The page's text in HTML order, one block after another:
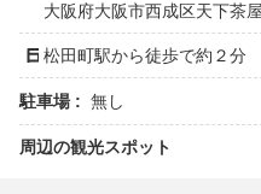
大阪府大阪市西成区天下
松田町駅から徒歩で約２分
駐車場 : 無し
周辺の観光スポット